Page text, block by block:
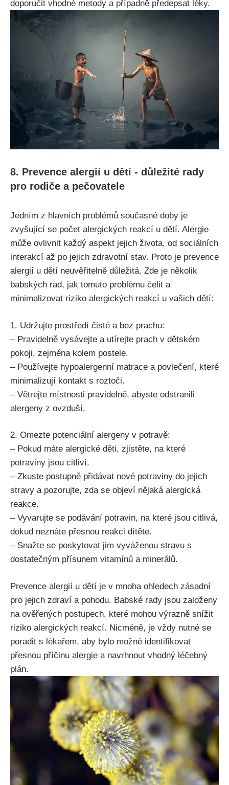
doporučit vhodné ​metody a případně předepsat léky.
8. Prevence alergií u‍ dětí -‌ důležité rady
pro rodiče a pečovatele
Jedním z hlavních problémů současné doby je
zvyšující ‍se počet alergických⁤ reakcí u dětí. Alergie
může ovlivnit ‍každý aspekt jejich života, od sociálních
interakcí až po‌ jejich ​zdravotní stav. Proto je prevence
alergií​ u dětí neuvěřitelně důležitá.⁣ Zde je několik
babských rad, jak tomuto problému čelit a
minimalizovat riziko alergických reakcí u vašich dětí:
1. Udržujte prostředí čisté ​a bez prachu:
– Pravidelně vysávejte a utírejte prach v dětském
pokoji, ⁣zejména kolem postele.
– Používejte hypoalergenní matrace‌ a povlečení, které
minimalizují kontakt s roztoči.
– Větrejte místnosti pravidelně, abyste odstranili
alergeny z ovzduší.
2. Omezte potenciální alergeny v potravě:
– Pokud‌ máte alergické děti, zjistěte, na které
potraviny jsou citliví.
– Zkuste postupně přidávat nové potraviny⁤ do jejich
stravy a pozorujte, zda se objeví nějaká alergická
reakce.
– Vyvarujte se podávání potravin, na které jsou citlivá,
dokud neznáte přesnou reakci ‌dítěte.
– Snažte se poskytovat‍ jim vyváženou stravu s
dostatečným přísunem vitamínů a minerálů.
Prevence alergií‍ u‍ dětí ⁤je v mnoha ohledech zásadní
pro jejich zdraví a pohodu. Babské rady‌ jsou založeny
na ověřených postupech, které mohou výrazně snížit
riziko alergických reakcí. Nicméně, je ⁢vždy nutné se
⁢poradit s lékařem, aby bylo ⁢možné identifikovat
přesnou příčinu alergie a navrhnout vhodný léčebný
plán.